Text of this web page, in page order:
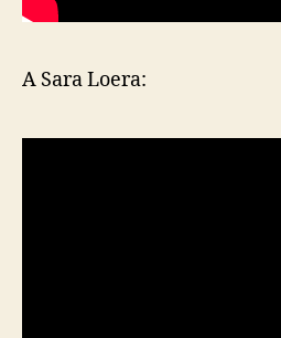
A Sara Loera: